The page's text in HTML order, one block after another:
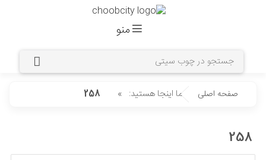
منو
شما اینجا هستید: صفحه اصلی »
258
258